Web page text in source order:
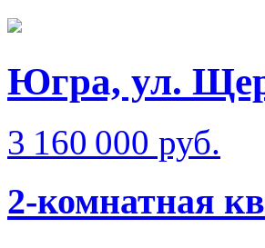
Югра, ул.
3 160 000 руб.
2-комнатная